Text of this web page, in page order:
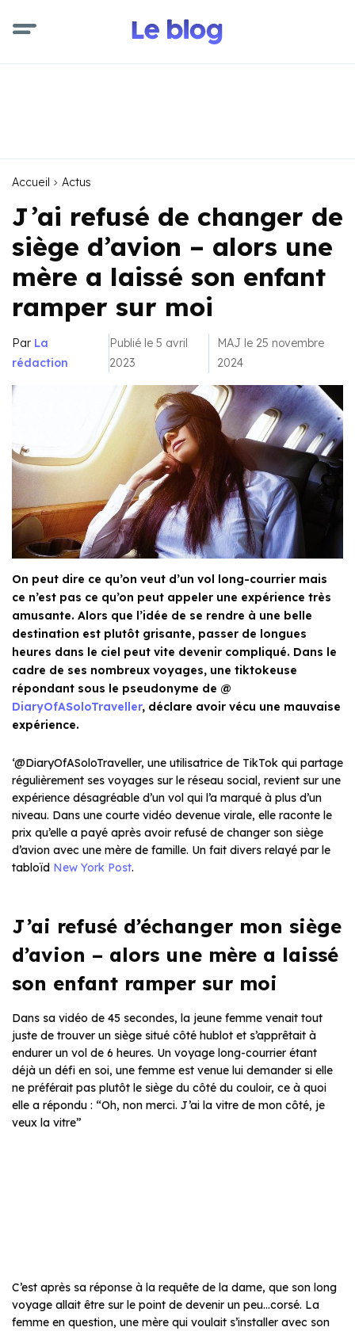
Accueil Actus
J’ai refusé de changer de
siège d’avion – alors une
mère a laissé son enfant
ramper sur moi
Par La
rédaction
Publié le 5 avril
2023
MAJ le 25 novembre
2024
On peut dire ce qu’on veut d’un vol long-courrier mais
ce n’est pas ce qu’on peut appeler une expérience très
amusante. Alors que l’idée de se rendre à une belle
destination est plutôt grisante, passer de longues
heures dans le ciel peut vite devenir compliqué. Dans le
cadre de ses nombreux voyages, une tiktokeuse
répondant sous le pseudonyme de @
DiaryOfASoloTraveller, déclare avoir vécu une mauvaise
expérience.
‘@DiaryOfASoloTraveller, une utilisatrice de TikTok qui partage
régulièrement ses voyages sur le réseau social, revient sur une
expérience désagréable d’un vol qui l’a marqué à plus d’un
niveau. Dans une courte vidéo devenue virale, elle raconte le
prix qu’elle a payé après avoir refusé de changer son siège
d’avion avec une mère de famille. Un fait divers relayé par le
tabloïd New York Post.
J’ai refusé d’échanger mon siège
d’avion – alors une mère a laissé
son enfant ramper sur moi
Dans sa vidéo de 45 secondes, la jeune femme venait tout
juste de trouver un siège situé côté hublot et s’apprêtait à
endurer un vol de 6 heures. Un voyage long-courrier étant
déjà un défi en soi, une femme est venue lui demander si elle
ne préférait pas plutôt le siège du côté du couloir, ce à quoi
elle a répondu : “Oh, non merci. J’ai la vitre de mon côté, je
veux la vitre”
C’est après sa réponse à la requête de la dame, que son long
voyage allait être sur le point de devenir un peu…corsé. La
femme en question, une mère qui voulait s’installer avec son